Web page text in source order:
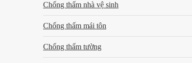
Chống thấm nhà vệ sinh
Chống thấm mái tôn
Chống thấm tường